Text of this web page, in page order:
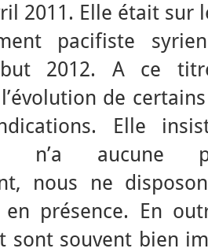
2011. Elle était
pacifiste
2012. A ce
de
Elle
n’a aucune
nous ne
en présence. En
sont souvent bien